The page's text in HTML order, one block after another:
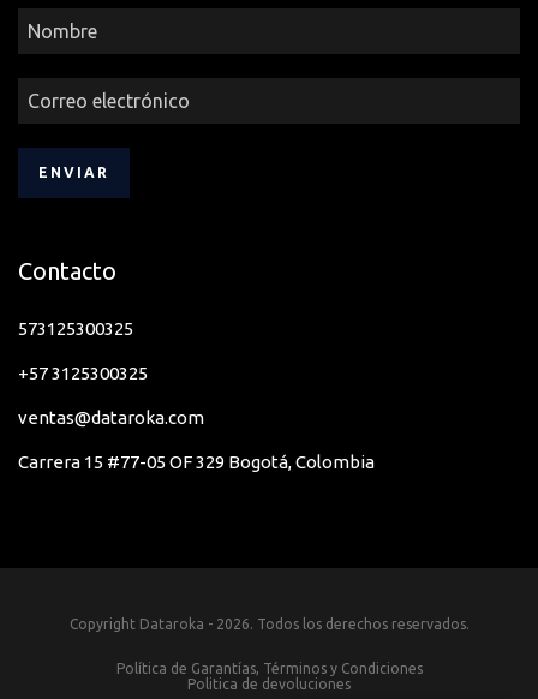
Contacto
573125300325
+57 3125300325
ventas@dataroka.com
Carrera 15 #77-05 OF 329 Bogotá, Colombia
Copyright Dataroka - 2026. Todos los derechos reservados.
Política de Garantías, Términos y Condiciones
Politica de devoluciones